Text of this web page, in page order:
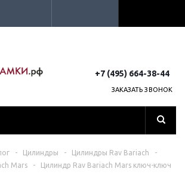
+7 (495) 664-38-44
ЗАКАЗАТЬ ЗВОНОК
- Цилиндры - Цилиндры Rav Bariach
-
Mars
- Цилиндр Rav Bariach Mars ключ-ключ